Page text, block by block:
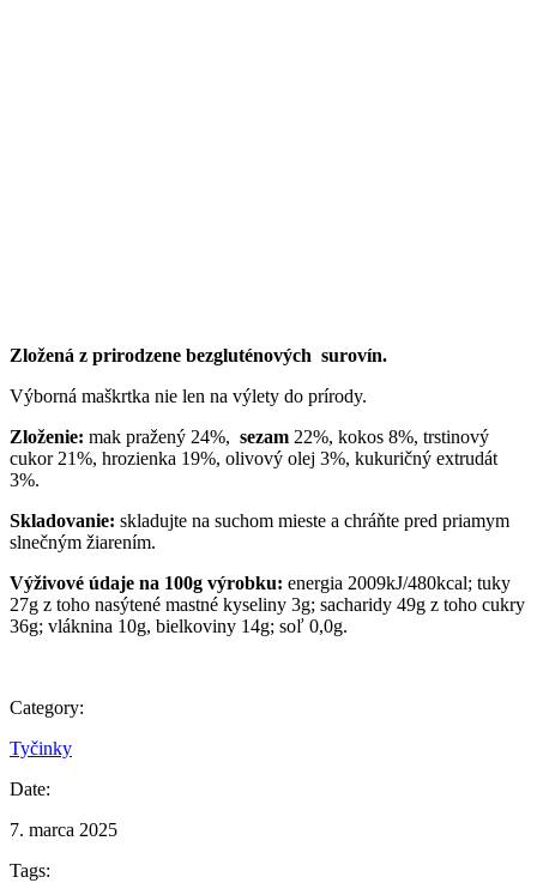
Zložená z prirodzene bezgluténových surovín.
Výborná maškrtka nie len na výlety do prírody.
Zloženie: mak pražený 24%, sezam 22%, kokos 8%, trstinový
cukor 21%, hrozienka 19%, olivový olej 3%, kukuričný extrudát
3%.
Skladovanie: skladujte na suchom mieste a chráňte pred priamym
slnečným žiarením.
Výživové údaje na 100g výrobku: energia 2009kJ/480kcal; tuky
27g z toho nasýtené mastné kyseliny 3g; sacharidy 49g z toho cukry
36g; vláknina 10g, bielkoviny 14g; soľ 0,0g.
Category:
Tyčinky
Date:
7. marca 2025
Tags: